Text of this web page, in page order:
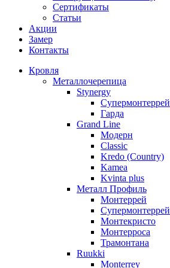
Сертификаты
Статьи
Акции
Замер
Контакты
Кровля
Металлочерепица
Stynergy
Супермонтеррей
Гарда
Grand Line
Модерн
Classic
Kredo (Country)
Kamea
Kvinta plus
Металл Профиль
Монтеррей
Супермонтеррей
Монтекристо
Монтерроса
Трамонтана
Ruukki
Monterrey